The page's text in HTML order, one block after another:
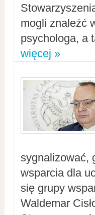
mogli znaleźć
psychologa, a
więcej »
sygnalizować,
wsparcia dla
się grupy
Waldemar